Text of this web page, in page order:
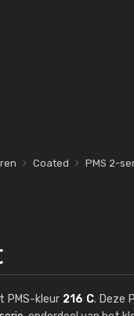
Coated PMS 2-
PMS-kleur 216 C. Deze